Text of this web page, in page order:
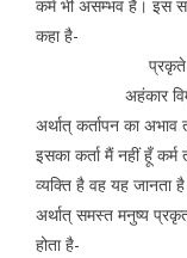
कर्म भी असम्भव है। इस
कहा है-
प्रकृते
अहंकार
अर्थात् कर्तापन का
इसका कर्ता मैं नहीं हूँ कर्म
व्यक्ति है वह यह जानता है
अर्थात् समस्त मनुष्य
होता है-